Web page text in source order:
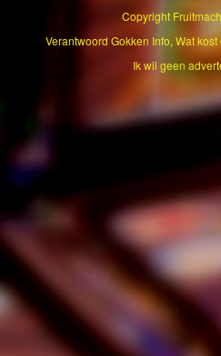
Copyright
Verantwoord Gokken Info, Wat
Ik wil geen